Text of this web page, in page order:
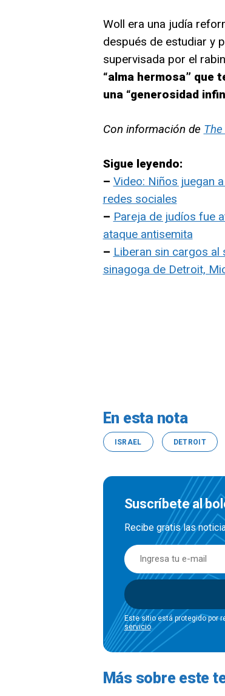
Woll era una judía
después de estudiar y
supervisada por el
“alma hermosa” que
una “generosidad
Con información de
Sigue leyendo:
– Video: Niños juegan
redes sociales
– Pareja de judíos fue
ataque antisemita
– Liberan sin cargos al
sinagoga de Detroit,
En esta nota
ISRAEL DETROIT
Suscríbete al
Recibe gratis las
Este sitio está protegido por
servicio.
Más sobre este